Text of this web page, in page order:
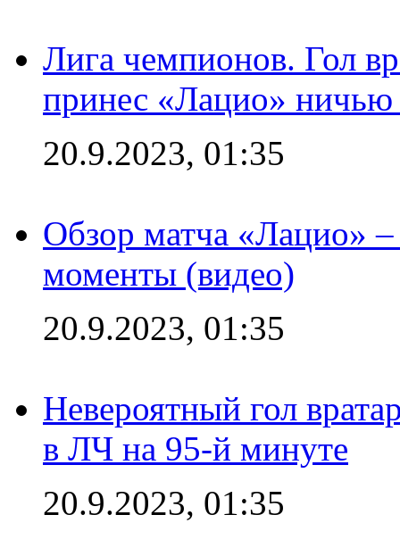
Лига чемпионов. Гол
принес «Лацио» ничью
20.9.2023, 01:35
Обзор матча «Лацио»
моменты (видео)
20.9.2023, 01:35
Невероятный гол
в ЛЧ на 95-й минуте
20.9.2023, 01:35